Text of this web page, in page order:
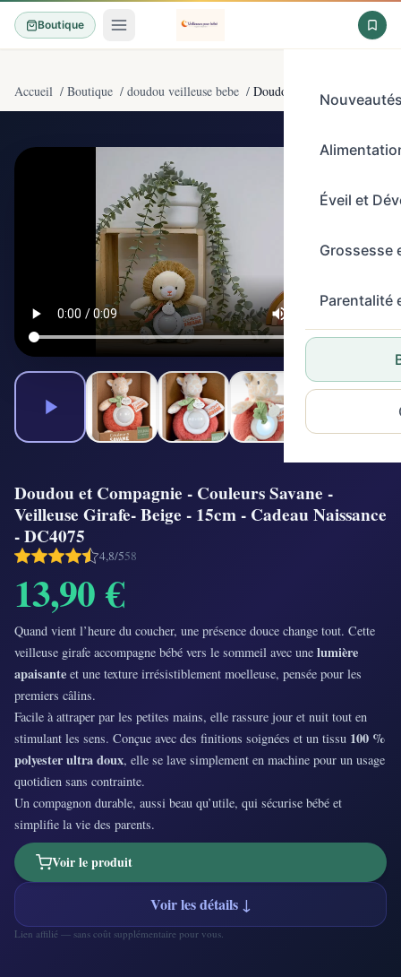
Boutique
Éveil et
Grossesse
Parentalité
Accueil / Boutique / doudou veilleuse bebe / Doudou et Compagnie -
Doudou et Compagnie - Couleurs Savane -
Veilleuse Girafe- Beige - 15cm - Cadeau Naissance
- DC4075
4,8/558
13,90 €
Quand vient l’heure du coucher, une présence douce change tout. Cette
veilleuse girafe accompagne bébé vers le sommeil avec une lumière
apaisante et une texture irrésistiblement moelleuse, pensée pour les
premiers câlins.
Facile à attraper par les petites mains, elle rassure jour et nuit tout en
stimulant les sens. Conçue avec des finitions soignées et un tissu 100 %
polyester ultra doux, elle se lave simplement en machine pour un usage
quotidien sans contrainte.
Un compagnon durable, aussi beau qu’utile, qui sécurise bébé et
simplifie la vie des parents.
Voir le produit
Voir les détails ↓
Lien affilié — sans coût supplémentaire pour vous.